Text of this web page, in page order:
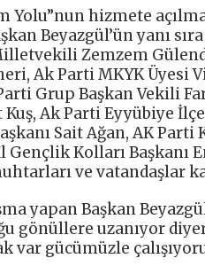
Yolu”nun hizmete
Beyazgül’ün yanı
Zemzem
Ak Parti MKYK Üyesi
Grup Başkan Vekili
Kuş, Ak Parti Eyyübiye
Sait Ağan, AK Parti
Gençlik Kolları Başkanı
ve vatandaşlar
yapan Başkan
gönüllere uzanıyor
var gücümüzle